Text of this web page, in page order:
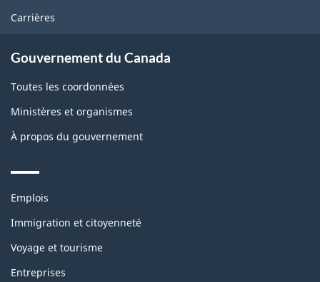
Carrières
Gouvernement du Canada
Toutes les coordonnées
Ministères et organismes
À propos du gouvernement
Themes
topics
Emplois
Immigration et citoyenneté
Voyage et tourisme
Entreprises